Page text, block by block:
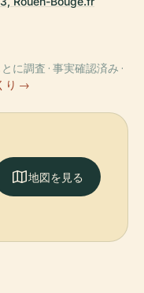
調査 · 事実確認済み ·
り →
地図を見る